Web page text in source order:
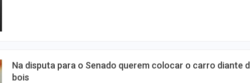
Na disputa para o Senado querem colocar o carro diante
bois